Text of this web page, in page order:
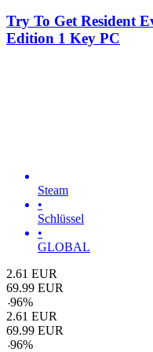
Try To Get Resident
Edition 1 Key PC
Steam
•
Schlüssel
•
GLOBAL
2.61 EUR
69.99 EUR
-96%
2.61 EUR
69.99 EUR
-96%